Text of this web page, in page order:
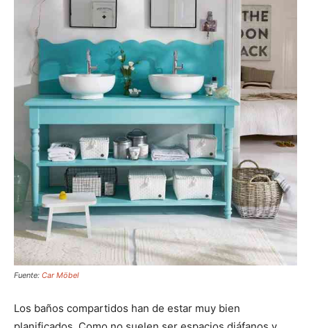
Fuente: Car Möbel
Los baños compartidos han de estar muy bien